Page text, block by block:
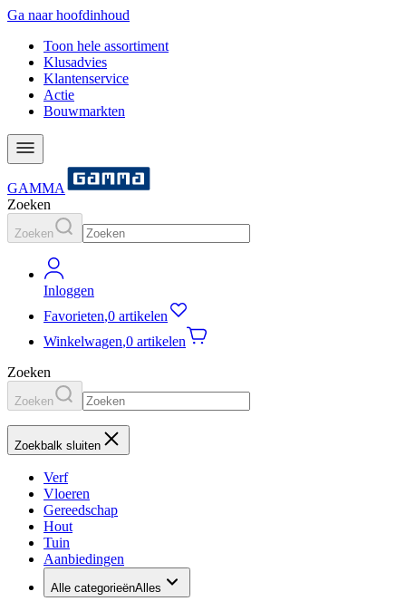
Ga naar hoofdinhoud
Toon hele assortiment
Klusadvies
Klantenservice
Actie
Bouwmarkten
GAMMA
Zoeken
Zoeken
Inloggen
Favorieten,0 artikelen
Winkelwagen,0 artikelen
Zoeken
Zoeken
Zoekbalk sluiten
Verf
Vloeren
Gereedschap
Hout
Tuin
Aanbiedingen
Alle categorieënAlles